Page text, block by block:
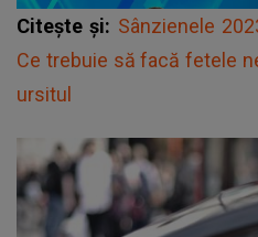
Citește și: Sânzienele
Ce trebuie să facă fetele
ursitul